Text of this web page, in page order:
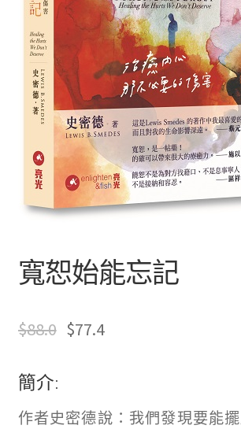
無紙書
文創
聯絡我們+郵費
海外訂購書籍
寬恕始能忘記
$88.0 $77.4
簡介:
作者史密德說：我們發現要能